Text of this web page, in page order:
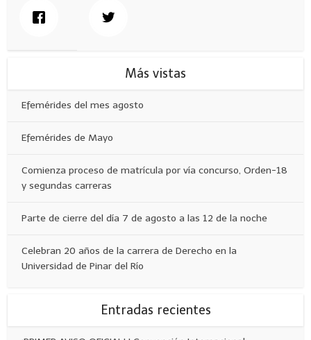
Más vistas
Efemérides del mes agosto
Efemérides de Mayo
Comienza proceso de matrícula por vía concurso, Orden-18
y segundas carreras
Parte de cierre del día 7 de agosto a las 12 de la noche
Celebran 20 años de la carrera de Derecho en la
Universidad de Pinar del Río
Entradas recientes